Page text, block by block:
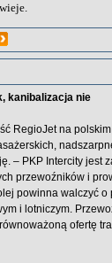
kanibalizacja nie
RegioJet na
– PKP Intercity jest
przewoźników i
powinna walczyć
i lotniczym.
ofertę